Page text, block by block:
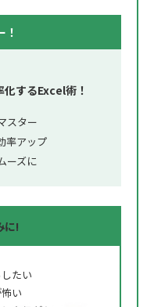
！
するExcel術！
スター
率アップ
ーズに
に!
たい
い